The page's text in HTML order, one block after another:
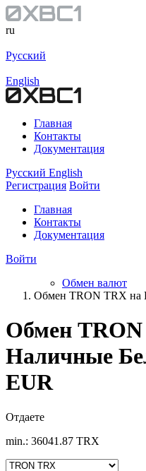
ru
Русский
English
Главная
Контакты
Документация
Русский English
Регистрация Войти
Главная
Контакты
Документация
Войти
Обмен валют
Обмен TRON TRX на
Обмен
Наличные
EUR
Отдаете
min.: 36041.87 TRX